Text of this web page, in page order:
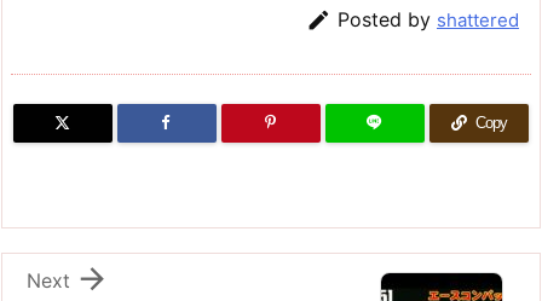
 Posted by shattered
Copy

Next